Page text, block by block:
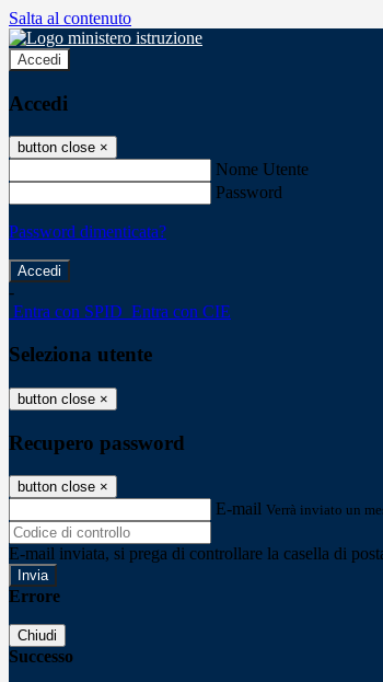
Salta al contenuto
Accedi
Accedi
button close ×
Nome Utente
Password
Password dimenticata?
-
Entra con SPID Entra con CIE
Seleziona utente
button close ×
Recupero password
button close ×
E-mail Verrà inviato un
E-mail inviata, si prega di controllare la casella di
Errore
Chiudi
Successo